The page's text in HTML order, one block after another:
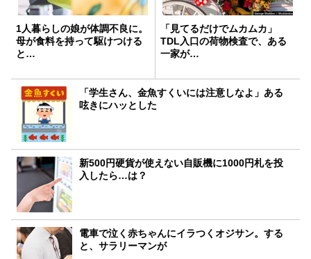
1人暮らしの娘が体調不良に。
母が食料を持って駆けつける
と…
「見てるだけでムカムカ」
TDL入口の荷物検査で、ある
一家が…
「学生さん、金魚すくいには注意しなよ」ある
呟きにハッとした
新500円硬貨が使えない自販機に1000円札を投
入したら…は？
電車で泣く赤ちゃんにイラつくオジサン。する
と、サラリーマンが